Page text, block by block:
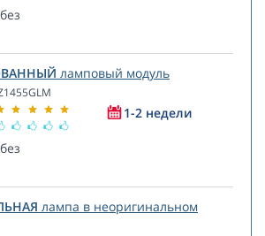
без
ламповый модуль
1-2 недели
без
лампа в неоригинальном